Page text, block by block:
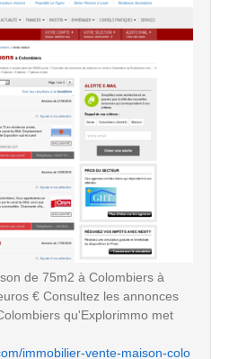
de 75m2 à Colombiers à
€ Consultez les annonces
qu'Explorimmo met
immobilier-vente-maison-colo